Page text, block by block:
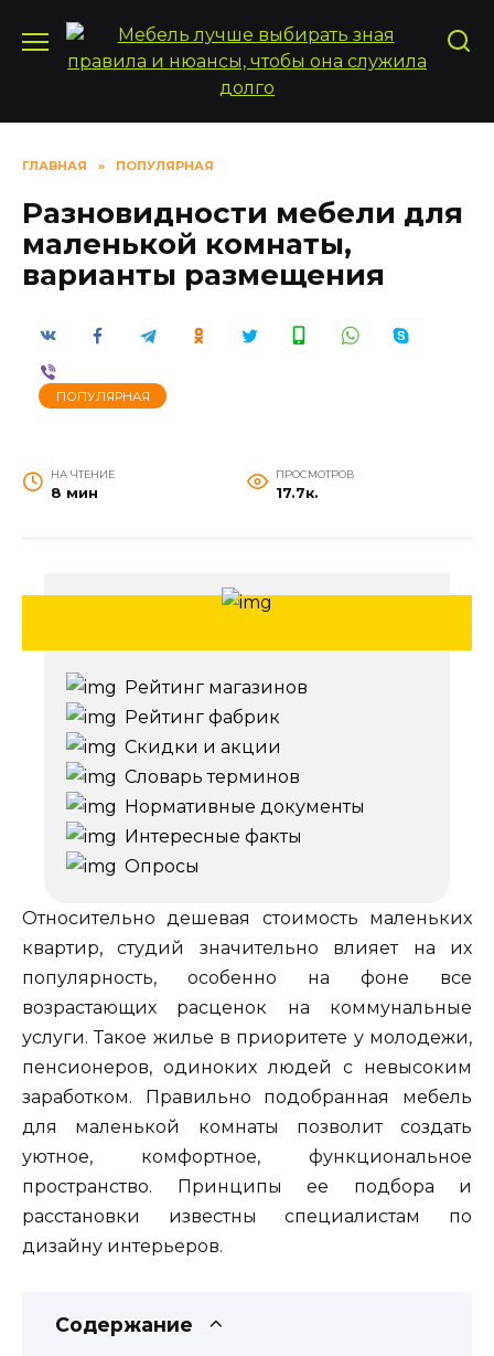
содержанию
ГЛАВНАЯ » ПОПУЛЯРНАЯ
Разновидности мебели для
маленькой комнаты,
варианты размещения
ПОПУЛЯРНАЯ
НА ЧТЕНИЕ
8 мин
ПРОСМОТРОВ
17.7к.
Рейтинг магазинов
Рейтинг фабрик
Скидки и акции
Словарь терминов
Нормативные документы
Интересные факты
Опросы
Относительно дешевая стоимость маленьких
квартир, студий значительно влияет на их
популярность, особенно на фоне все
возрастающих расценок на коммунальные
услуги. Такое жилье в приоритете у молодежи,
пенсионеров, одиноких людей с невысоким
заработком. Правильно подобранная мебель
для маленькой комнаты позволит создать
уютное, комфортное, функциональное
пространство. Принципы ее подбора и
расстановки известны специалистам по
дизайну интерьеров.
Содержание